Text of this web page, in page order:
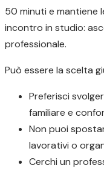
50 minuti e mantiene
incontro in studio:
professionale.
Può essere la scelta
Preferisci
familiare e
Non puoi
lavorativi o
Cerchi un